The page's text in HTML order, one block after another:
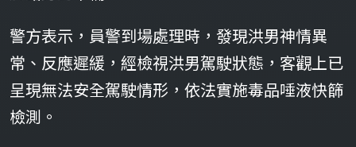
警方表示，員警到場處理時，發現洪男神情異
常、反應遲緩，經檢視洪男駕駛狀態，客觀上已
呈現無法安全駕駛情形，依法實施毒品唾液快篩
檢測。